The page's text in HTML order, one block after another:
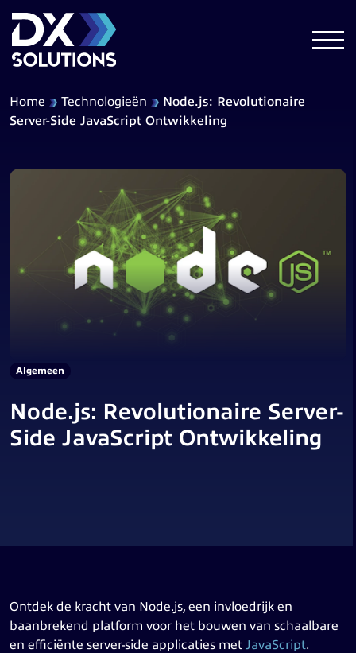
Home Technologieën
Node.js: Revolutionaire
Server-Side JavaScript Ontwikkeling
Algemeen
Node.js: Revolutionaire Server-
Side JavaScript Ontwikkeling
Ontdek de kracht van Node.js, een invloedrijk en
baanbrekend platform voor het bouwen van schaalbare
en efficiënte server-side applicaties met JavaScript.